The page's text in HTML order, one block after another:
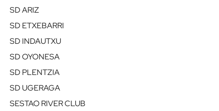
SD ARIZ
SD ETXEBARRI
SD INDAUTXU
SD OYONESA
SD PLENTZIA
SD UGERAGA
SESTAO RIVER CLUB